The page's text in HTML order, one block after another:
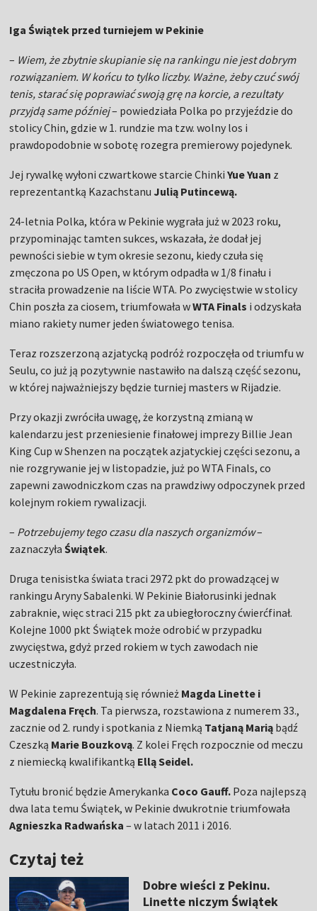
Iga Świątek przed turniejem w Pekinie
– Wiem, że zbytnie skupianie się na rankingu nie jest dobrym
rozwiązaniem. W końcu to tylko liczby. Ważne, żeby czuć swój
tenis, starać się poprawiać swoją grę na korcie, a rezultaty
przyjdą same później– powiedziała Polka po przyjeździe do
stolicy Chin, gdzie w 1. rundzie ma tzw. wolny los i
prawdopodobnie w sobotę rozegra premierowy pojedynek.
Jej rywalkę wyłoni czwartkowe starcie ChinkiYue Yuan z
reprezentantką Kazachstanu Julią Putincewą.
24-letnia Polka, która w Pekinie wygrała już w 2023 roku,
przypominając tamten sukces, wskazała, że dodał jej
pewności siebie w tym okresie sezonu, kiedy czuła się
zmęczona po US Open, w którym odpadła w 1/8 finału i
straciła prowadzenie na liście WTA. Po zwycięstwie w stolicy
Chin poszła za ciosem, triumfowała wWTA Finals i odzyskała
miano rakiety numer jeden światowego tenisa.
Teraz rozszerzoną azjatycką podróż rozpoczęła od triumfu w
Seulu, co już ją pozytywnie nastawiło na dalszą część sezonu,
w której najważniejszy będzie turniej masters w Rijadzie.
Przy okazji zwróciła uwagę, że korzystną zmianą w
kalendarzu jest przeniesienie finałowej imprezy Billie Jean
King Cup w Shenzen na początek azjatyckiej części sezonu, a
nie rozgrywanie jej w listopadzie, już po WTA Finals, co
zapewni zawodniczkom czas na prawdziwy odpoczynek przed
kolejnym rokiem rywalizacji.
– Potrzebujemy tego czasu dla naszych organizmów–
zaznaczyłaŚwiątek.
Druga tenisistka świata traci 2972 pkt do prowadzącej w
rankingu Aryny Sabalenki. W Pekinie Białorusinki jednak
zabraknie, więc straci 215 pkt za ubiegłoroczny ćwierćfinał.
Kolejne 1000 pkt Świątek może odrobić w przypadku
zwycięstwa, gdyż przed rokiem w tych zawodach nie
uczestniczyła.
W Pekinie zaprezentują się również Magda Linette i
Magdalena Fręch. Ta pierwsza, rozstawiona z numerem 33.,
zacznie od 2. rundy i spotkania z Niemką Tatjaną Marią bądź
Czeszką Marie Bouzkovą. Z kolei Fręch rozpocznie od meczu
z niemiecką kwalifikantką Ellą Seidel.
Tytułu bronić będzie Amerykanka Coco Gauff. Poza najlepszą
dwa lata temu Świątek, w Pekinie dwukrotnie triumfowała
Agnieszka Radwańska – w latach 2011 i 2016.
Czytaj też
Dobre wieści z Pekinu.
Linette niczym Świątek